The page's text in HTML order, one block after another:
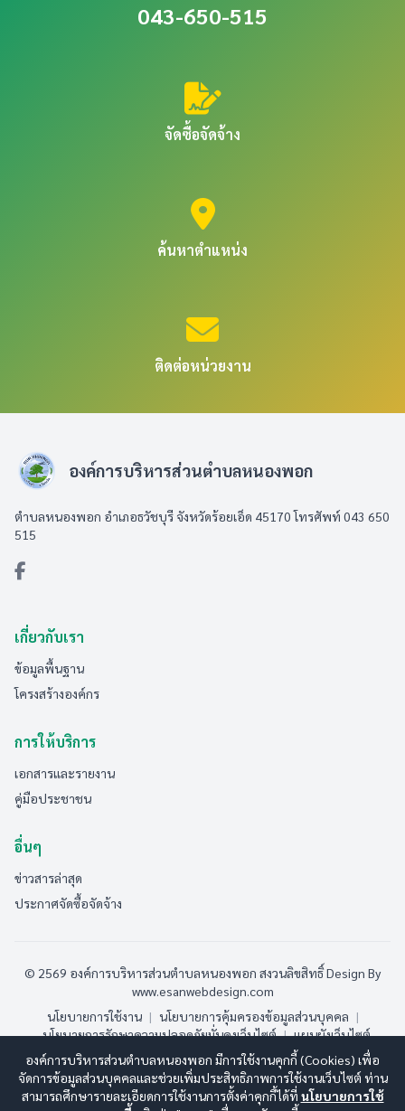
043-650-515
จัดซื้อจัดจ้าง
ค้นหาตำแหน่ง
ติดต่อหน่วยงาน
องค์การบริหารส่วนตำบลหนองพอก
ตำบลหนองพอก อำเภอธวัชบุรี จังหวัดร้อยเอ็ด 45170 โทรศัพท์ 043 650
515
เกี่ยวกับเรา
ข้อมูลพื้นฐาน
โครงสร้างองค์กร
การให้บริการ
เอกสารและรายงาน
คู่มือประชาชน
อื่นๆ
ข่าวสารล่าสุด
ประกาศจัดซื้อจัดจ้าง
© 2569 องค์การบริหารส่วนตำบลหนองพอก สงวนลิขสิทธิ์Design By
www.esanwebdesign.com
นโยบายการใช้งาน | นโยบายการคุ้มครองข้อมูลส่วนบุคคล |
นโยบายการรักษาความปลอดภัยมั่นคงเว็บไซต์ | แผนผังเว็บไซต์
ออนไลน์:8 ทั้งหมด:31 (ดูสถิติทั้งหมด)
องค์การบริหารส่วนตำบลหนองพอก มีการใช้งานคุกกี้ (Cookies) เพื่อ
จัดการข้อมูลส่วนบุคคลและช่วยเพิ่มประสิทธิภาพการใช้งานเว็บไซต์ ท่าน
สามารถศึกษารายละเอียดการใช้งานการตั้งค่าคุกกี้ได้ที่ นโยบายการใช้